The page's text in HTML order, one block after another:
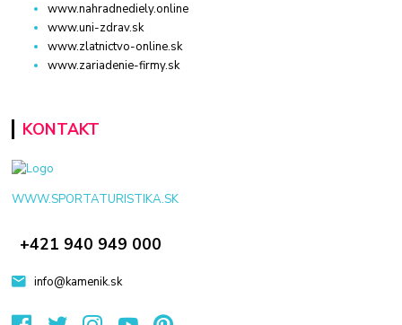
www.nahradnediely.online
www.uni-zdrav.sk
www.zlatnictvo-online.sk
www.zariadenie-firmy.sk
KONTAKT
WWW.SPORTATURISTIKA.SK
+421 940 949 000
info@kamenik.sk